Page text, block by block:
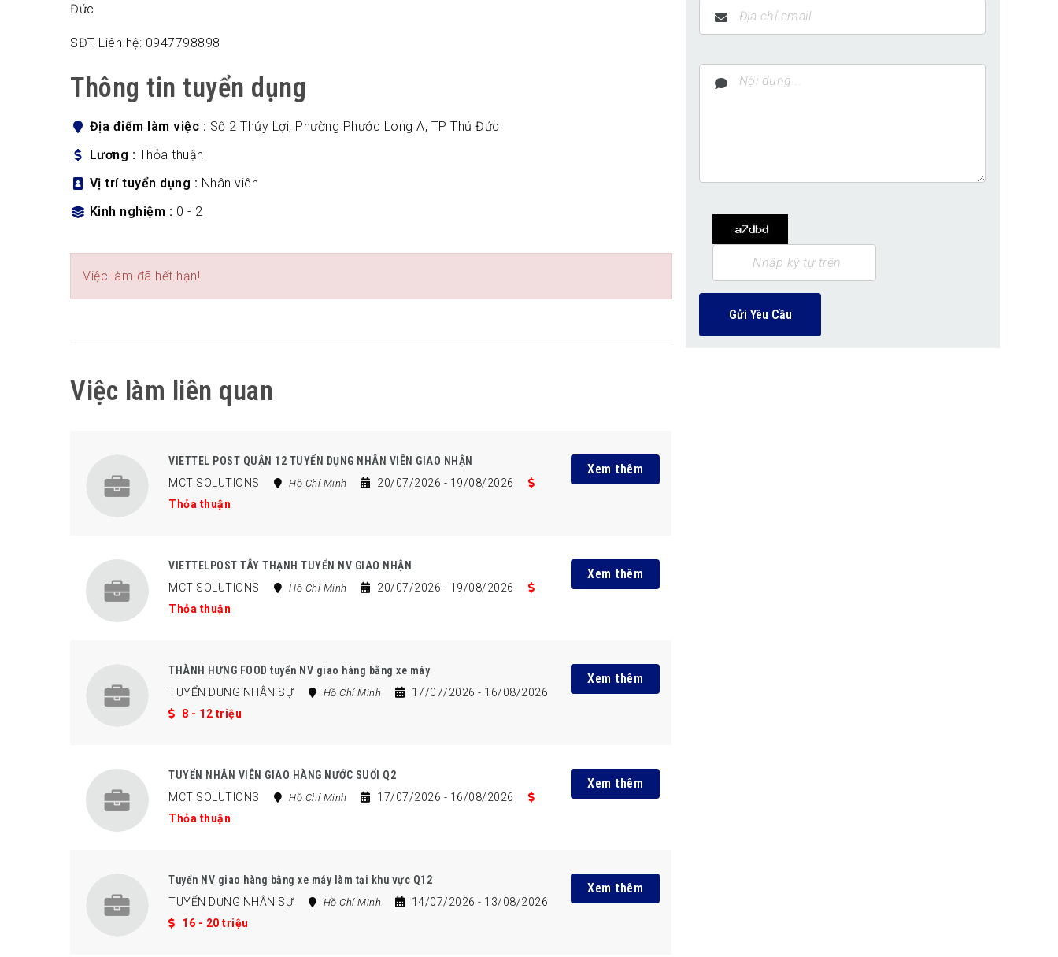
Đức
SĐT Liên hệ: 0947798898
Thông tin tuyển dụng
Địa điểm làm việc
Số 2 Thủy Lợi, Phường Phước Long A, TP Thủ Đức
Lương
Thỏa thuận
Vị trí tuyển dụng
Nhân viên
Kinh nghiệm
0 - 2
Việc làm đã hết hạn!
Việc làm liên quan
VIETTEL POST QUẬN 12 TUYỂN DỤNG NHÂN VIÊN GIAO NHẬN
MCT SOLUTIONS
Hồ Chí Minh 20/07/2026 - 19/08/2026
Thỏa thuận
Xem thêm
VIETTELPOST TÂY THẠNH TUYỂN NV GIAO NHẬN
MCT SOLUTIONS
Hồ Chí Minh 20/07/2026 - 19/08/2026
Thỏa thuận
Xem thêm
THÀNH HƯNG FOOD tuyển NV giao hàng bằng xe máy
TUYỂN DỤNG NHÂN SỰ
Hồ Chí Minh 17/07/2026- 16/08/2026
8 - 12 triệu
Xem thêm
TUYỂN NHÂN VIÊN GIAO HÀNG NƯỚC SUỐI Q2
MCT SOLUTIONS
Hồ Chí Minh 17/07/2026 - 16/08/2026
Thỏa thuận
Xem thêm
Tuyển NV giao hàng bằng xe máy làm tại khu vực Q12
TUYỂN DỤNG NHÂN SỰ
Hồ Chí Minh 14/07/2026- 13/08/2026
16 - 20 triệu
Xem thêm
Gửi Yêu Cầu